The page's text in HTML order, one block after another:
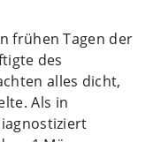
frühen Tagen der
des
alles dicht,
Als in